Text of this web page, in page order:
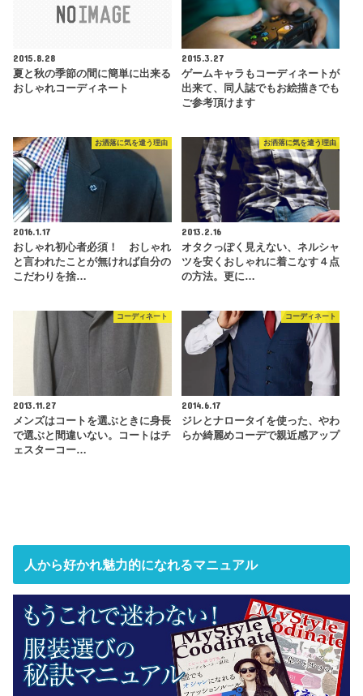
2015.8.28
夏と秋の季節の間に簡単に出来る
おしゃれコーディネート
2015.3.27
ゲームキャラもコーディネートが
出来て、同人誌でもお絵描きでも
ご参考頂けます
お洒落に気を遣う理由
2016.1.17
おしゃれ初心者必須！ おしゃれ
と言われたことが無ければ自分の
こだわりを捨…
お洒落に気を遣う理由
2013.2.16
オタクっぽく見えない、ネルシャ
ツを安くおしゃれに着こなす４点
の方法。更に…
コーディネート
2013.11.27
メンズはコートを選ぶときに身長
で選ぶと間違いない。コートはチ
ェスターコー…
コーディネート
2014.6.17
ジレとナロータイを使った、やわ
らか綺麗めコーデで親近感アップ
人から好かれ魅力的になれるマニュアル